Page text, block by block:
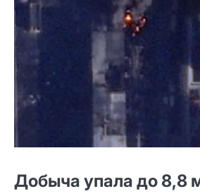
Добыча упала до 8,8